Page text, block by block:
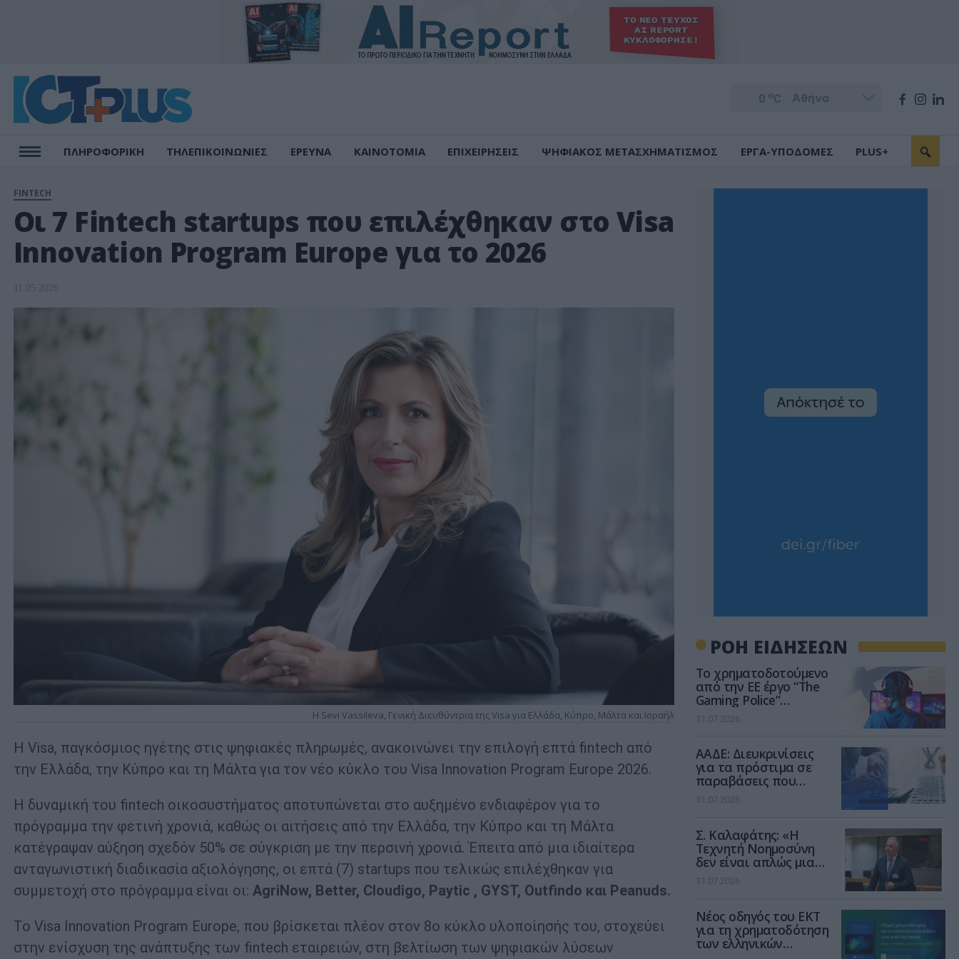
0 oC
ΠΛΗΡΟΦΟΡΙΚΗ ΤΗΛΕΠΙΚΟΙΝΩΝΙΕΣ ΕΡΕΥΝΑ ΚΑΙΝΟΤΟΜΙΑ ΕΠΙΧΕΙΡΗΣΕΙΣ ΨΗΦΙΑΚΟΣ ΜΕΤΑΣΧΗΜΑΤΙΣΜΟΣ ΕΡΓΑ-ΥΠΟΔΟΜΕΣ PLUS+
FINTECH
Οι 7 Fintech startups που επιλέχθηκαν στο Visa
Innovation Program Europe για το 2026
11.05.2026
Η Sevi Vassileva, Γενική Διευθύντρια της Visa για Ελλάδα, Κύπρο, Μάλτα και Ισραήλ
Η Visa, παγκόσμιος ηγέτης στις ψηφιακές πληρωμές, ανακοινώνει την επιλογή επτά fintech από
την Ελλάδα, την Κύπρο και τη Μάλτα για τον νέο κύκλο του Visa Innovation Program Europe 2026.
Η δυναμική του fintech οικοσυστήματος αποτυπώνεται στο αυξημένο ενδιαφέρον για το
πρόγραμμα την φετινή χρονιά, καθώς οι αιτήσεις από την Ελλάδα, την Κύπρο και τη Μάλτα
κατέγραψαν αύξηση σχεδόν 50% σε σύγκριση με την περσινή χρονιά. Έπειτα από μια ιδιαίτερα
ανταγωνιστική διαδικασία αξιολόγησης, οι επτά (7) startups που τελικώς επιλέχθηκαν για
συμμετοχή στο πρόγραμμα είναι οι: AgriNow, Better, Cloudigo, Paytic , GYST, Outfindo και Peanuds.
Το Visa Innovation Program Europe, που βρίσκεται πλέον στον 8ο κύκλο υλοποίησής του, στοχεύει
στην ενίσχυση της ανάπτυξης των fintech εταιρειών, στη βελτίωση των ψηφιακών λύσεων
ΡΟΗ ΕΙΔΗΣΕΩΝ
Το χρηματοδοτούμενο
από την ΕΕ έργο “The
Gaming Police”
ενισχύει την ασφάλεια
των παιδιών στο
31.07.2026
ΑΑΔΕ: Διευκρινίσεις
για τα πρόστιμα σε
παραβάσεις που
αφορούν τους ΦΗΜ
31.07.2026
Σ. Καλαφάτης: «Η
Τεχνητή Νοημοσύνη
δεν είναι απλώς μια
νέα τεχνολογία, είναι
μια νέα βιομηχανική
31.07.2026
Νέος οδηγός του ΕΚΤ
για τη χρηματοδότηση
των ελληνικών